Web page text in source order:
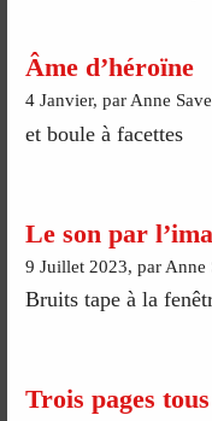
Âme d’héroïne
4 Janvier, par Anne
et boule à facettes
Le son par
9 Juillet 2023, par Anne
Bruits tape à la
Trois pages